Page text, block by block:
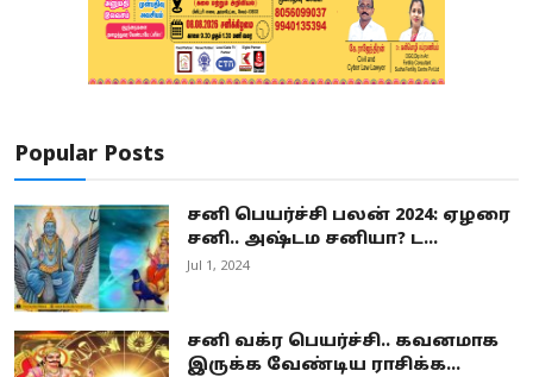
Popular Posts
சனி பெயர்ச்சி பலன் 2024: ஏழரை
சனி.. அஷ்டம சனியா? ட...
Jul 1, 2024
சனி வக்ர பெயர்ச்சி.. கவனமாக
இருக்க வேண்டிய ராசிக்க...